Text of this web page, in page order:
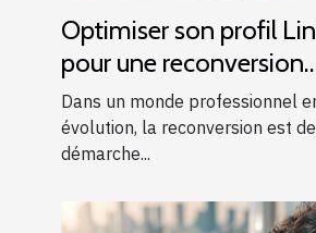
Optimiser son profil
pour une reconversion
professionnelle réussie
Dans un monde professionnel
évolution, la reconversion est
démarche...